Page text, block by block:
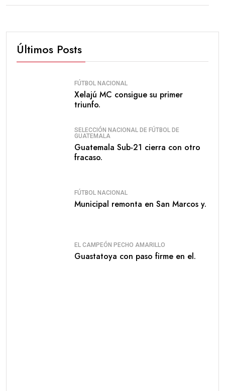
Últimos Posts
FÚTBOL NACIONAL
Xelajú MC consigue su primer
triunfo.
SELECCIÓN NACIONAL DE FÚTBOL DE
GUATEMALA
Guatemala Sub-21 cierra con otro
fracaso.
FÚTBOL NACIONAL
Municipal remonta en San Marcos y.
EL CAMPEÓN PECHO AMARILLO
Guastatoya con paso firme en el.